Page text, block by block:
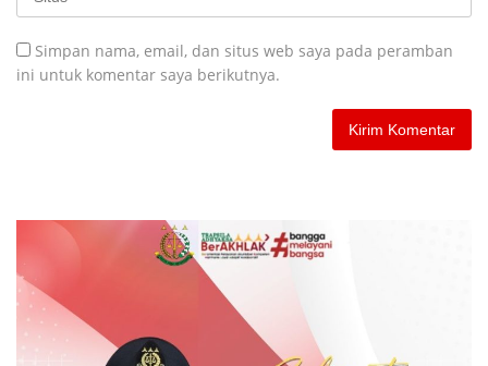
Simpan nama, email, dan situs web saya pada peramban
ini untuk komentar saya berikutnya.